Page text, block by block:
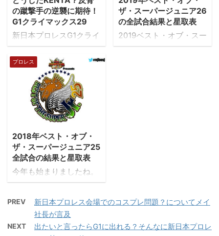
コブ選手がシリーズ後半
から参戦したことにより
ヒートアップしていまし
たが、相変わらずの口撃
ところですね。「ジェ
フ・コブタ」となじると
俺は「ガチムチだ！」と
返すジェフ・コブ選手。
こんなやり取りが生まれ
るのもタイチならではな
いでしょうか？ 対立関係
を作りだす上手さは棚橋
や鈴木み ...
の師弟対決に注目が集ま
っていたが、これも流れ
てしまった。 2005年か
ら続く「NEW JAPAN
の蹴撃手の逆襲に期待！
G1クライマックス29
新日本プロレスG1クライ
マックスが遂にアメリカ
で開催された。 「真夏の
最強戦士決定戦」の名に
ふさわしい激闘が1カ月
以上繰り広げられます。
KENTAと言えば「ブサイ
クへの膝蹴り」「go 2
いのが魅力的なレスラー
である。NOAH時代の試
合はあまり見ていない
が、いつか新日本プロレ
上亘とシングルマッチし
たのが印象的だった。 結
果から言ってしまうと
ザ・スーパージュニア26
の全試合結果と星取表
2019ベスト・オブ・スー
パージュニア26の全試合
Jr.26 Aブロック公式
マスク VS
プロレス
2018年ベスト・オブ・
ザ・スーパージュニア25
全試合の結果と星取表
今年も始まりましたね。
年に一度のジュニア選手
ザ・スーパージュニア！
今回で25回目となる大会
です。 2018年、新日本
PREV
新日本プロレス会場でのコスプレ問題？についてメイ
社長が言及
NEXT
出たいと言ったらG1に出れる？そんなに新日本プロレ